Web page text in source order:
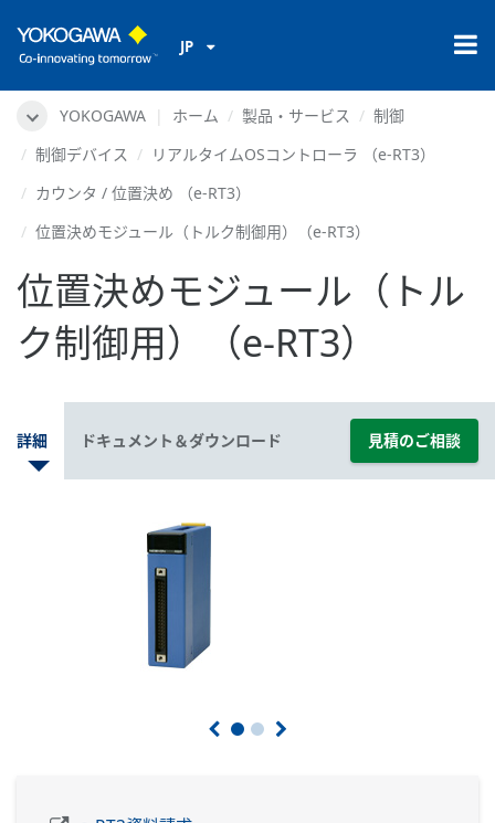
JP
YOKOGAWA ホーム 製品・サービス
制御
制御デバイス
リアルタイムOSコントローラ （e-RT3）
カウンタ / 位置決め （e-RT3）
位置決めモジュール（トルク制御用）（e-RT3）
位置決めモジュール（トル
ク制御用）（e-RT3）
詳細 ドキュメント＆ダウンロード 見積のご相談